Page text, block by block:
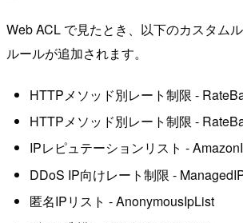
Web ACL で見たとき、以下のカスタム
ルールが追加されます。
HTTPメソッド別レート制限 -
HTTPメソッド別レート制限 -
IPレピュテーションリスト -
DDoS IP向けレート制限 -
匿名IPリスト - AnonymousIpList